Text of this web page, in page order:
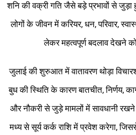
शनि की वक्री गति जैसे बड़े प्रभावों से
लोगों के जीवन में करियर, धन, परिवार,
लेकर महत्वपूर्ण बदलाव देखने
जुलाई की शुरुआत में वातावरण थोड़ा
बुध की स्थिति के कारण बातचीत, निर्णय,
और नौकरी से जुड़े मामलों में सावधानी
मध्य से सूर्य कर्क राशि में प्रवेश करेगा, जिससे